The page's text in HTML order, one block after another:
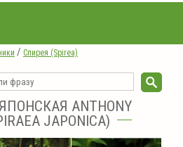
/ Спирея (Spirea)
ANTHONY
JAPONICA)